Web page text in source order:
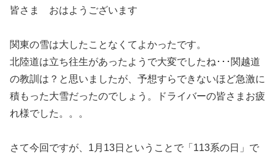
皆さま おはようございます
関東の雪は大したことなくてよかったです。
北陸道は立ち往生があったようで大変でしたね･･･関越道
の教訓は？と思いましたが、予想すらできないほど急激に
積もった大雪だったのでしょう。ドライバーの皆さまお疲
れ様でした。。。
さて今回ですが、1月13日ということで「113系の日」で